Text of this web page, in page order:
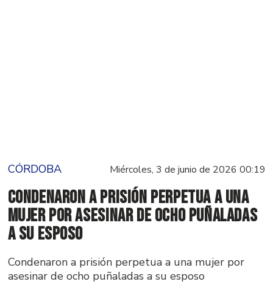
CÓRDOBA Miércoles, 3 de junio de 2026 00:19
Condenaron a prisión perpetua a una
mujer por asesinar de ocho puñaladas
a su esposo
Condenaron a prisión perpetua a una mujer por
asesinar de ocho puñaladas a su esposo